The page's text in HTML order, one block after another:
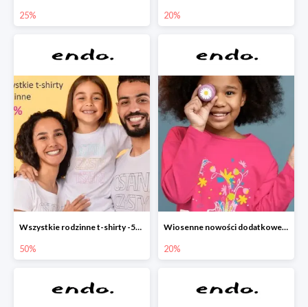
25% 20%
Wszystkie rodzinne t-shirty -50%
50%
Wiosenne nowości dodatkowe -20%
20%